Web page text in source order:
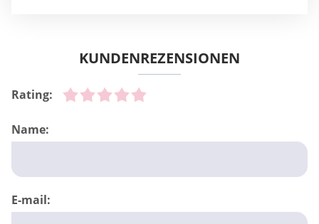
KUNDENREZENSIONEN
Rating:
Name:
E-mail: